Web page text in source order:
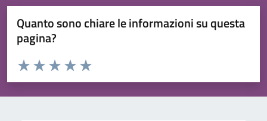
Quanto sono chiare le informazioni su questa
pagina?
Valuta da 1 a 5 stelle la pagina
Valuta 5 stelle su 5
Valuta 4 stelle su 5
Valuta 3 stelle su 5
Valuta 2 stelle su 5
Valuta 1 stelle su 5